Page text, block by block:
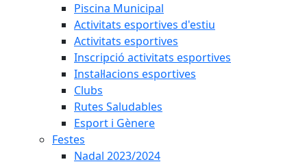
Piscina Municipal
Activitats esportives d'estiu
Activitats esportives
Inscripció activitats esportives
Instal·lacions esportives
Clubs
Rutes Saludables
Esport i Gènere
Festes
Nadal 2023/2024